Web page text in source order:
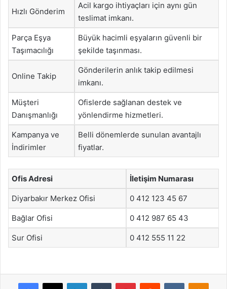
Hızlı Gönderim
Acil kargo ihtiyaçları için aynı gün
teslimat imkanı.
Parça Eşya
Taşımacılığı
Büyük hacimli eşyaların güvenli bir
şekilde taşınması.
Online Takip
Gönderilerin anlık takip edilmesi
imkanı.
Müşteri
Danışmanlığı
Ofislerde sağlanan destek ve
yönlendirme hizmetleri.
Kampanya ve
İndirimler
Belli dönemlerde sunulan avantajlı
fiyatlar.
Ofis Adresi İletişim Numarası
Diyarbakır Merkez Ofisi 0 412 123 45 67
Bağlar Ofisi 0 412 987 65 43
Sur Ofisi 0 412 555 11 22
Facebook
X LinkedInTumblr PinterestReddit VKontakte